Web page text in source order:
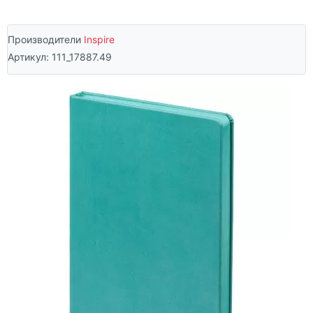
Производители Inspire
Артикул: 111_17887.49